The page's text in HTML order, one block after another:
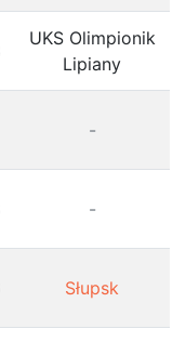
UKS Olimpionik
Lipiany
-
-
Słupsk